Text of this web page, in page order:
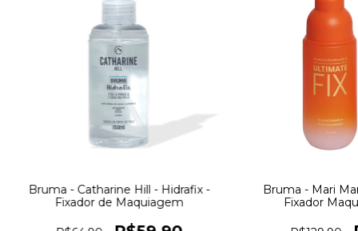
Bruma - Catharine Hill - Hidrafix -
Fixador de Maquiagem
Bruma - Mari
Fixador